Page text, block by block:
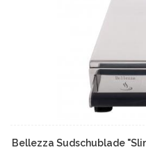
Bellezza Sudschublade